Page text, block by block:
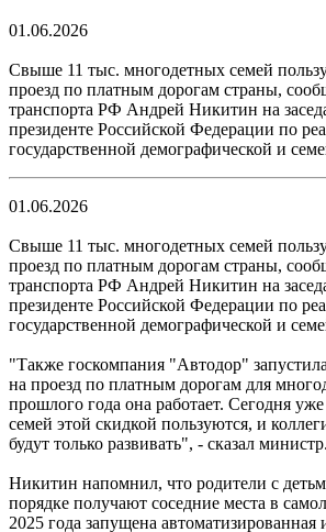
01.06.2026
Свыше 11 тыс. многодетных семей
проезд по платным дорогам страны,
транспорта РФ Андрей Никитин на
президенте Российской Федерации по
государственной демографической и
01.06.2026
Свыше 11 тыс. многодетных семей
проезд по платным дорогам страны,
транспорта РФ Андрей Никитин на
президенте Российской Федерации по
государственной демографической и
"Также госкомпания "Автодор"
на проезд по платным дорогам для
прошлого года она работает. Сегодня
семей этой скидкой пользуются, и
будут только развивать", - сказал министр.
Никитин напомнил, что родители с
порядке получают соседние места в
2025 года запущена